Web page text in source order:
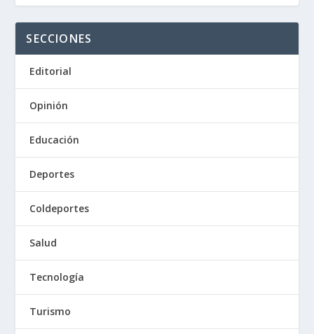
SECCIONES
Editorial
Opinión
Educación
Deportes
Coldeportes
Salud
Tecnología
Turismo